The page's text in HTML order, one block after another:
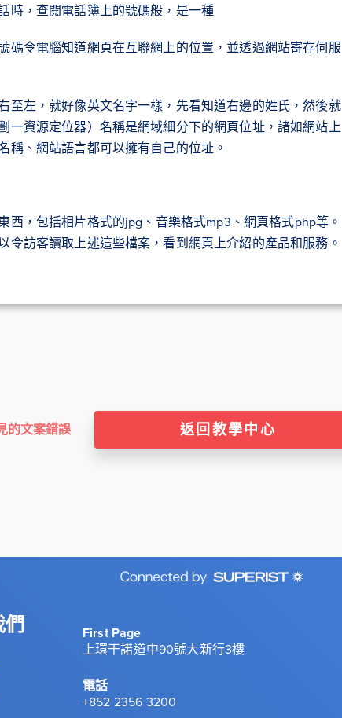
時，查閱電話簿上的號碼般，是一種
碼令電腦知道網頁在互聯網上的位置，並透過網站寄存伺服
至左，就好像英文名字一樣，先看知道右邊的姓氏，然後就
一資源定位器）名稱是網域細分下的網頁位址，諸如網站上
稱、網站語言都可以擁有自己的位址。
西，包括相片格式的jpg、音樂格式mp3、網頁格式php等。
令訪客讀取上述這些檔案，看到網頁上介紹的產品和服務。
的文案錯誤 返回教學中心
們
First Page
上環干諾道中90號大新行3樓
電話
+852 2356 3200